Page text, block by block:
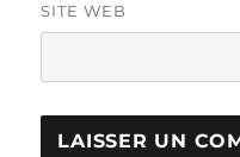
SITE WEB